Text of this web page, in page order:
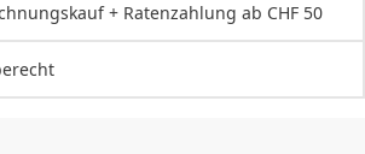
+ Ratenzahlung ab CHF 50